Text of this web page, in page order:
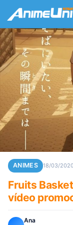
ANIMES 18/03/2020
Fruits
vídeo
Ana